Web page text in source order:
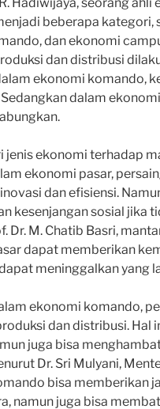
beberapa kategori,
dan ekonomi
dan distribusi
ekonomi komando,
dalam
jenis ekonomi terhadap
ekonomi pasar,
dan efisiensi.
kesenjangan sosial jika
Dr. M. Chatib Basri,
dapat memberikan
meninggalkan yang
ekonomi komando,
dan distribusi.
juga bisa
Dr. Sri Mulyani,
bisa memberikan
namun juga bisa